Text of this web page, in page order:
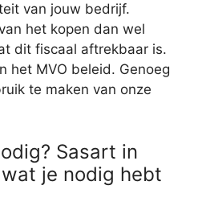
van jouw bedrijf.
het kopen dan wel
dit fiscaal aftrekbaar is.
het MVO beleid. Genoeg
te maken van onze
Sasart in
je nodig hebt